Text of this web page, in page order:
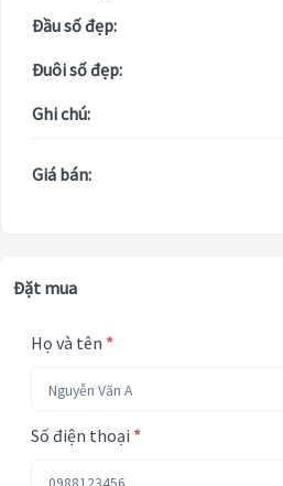
Đầu số đẹp:
Đuôi số đẹp:
Ghi chú:
Giá bán:
Đặt mua
Họ và tên *
Số điện thoại *